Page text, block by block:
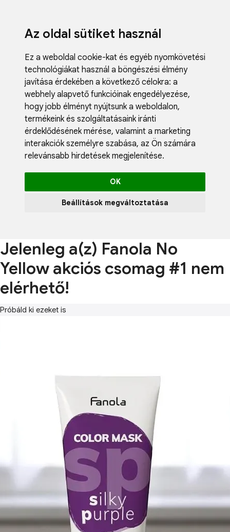
Az oldal sütiket használ
Ez a weboldal cookie-kat és egyéb nyomkövetési
technológiákat használ a böngészési élmény
javítása érdekében a következő célokra: a
webhely alapvető funkcióinak engedélyezése,
hogy jobb élményt nyújtsunk a weboldalon,
termékeink és szolgáltatásaink iránti
érdeklődésének mérése, valamint a marketing
interakciók személyre szabása, az Ön számára
relevánsabb hirdetések megjelenítése.
OK
Beállítások megváltoztatása
Blog
Jelenleg a(z) Fanola No
Yellow akciós csomag #1 nem
elérhető!
Próbáld ki ezeket is